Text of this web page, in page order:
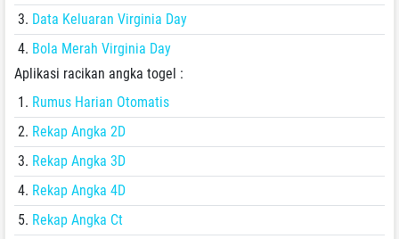
Data Keluaran Virginia Day
Bola Merah Virginia Day
Aplikasi racikan angka togel :
Rumus Harian Otomatis
Rekap Angka 2D
Rekap Angka 3D
Rekap Angka 4D
Rekap Angka Ct